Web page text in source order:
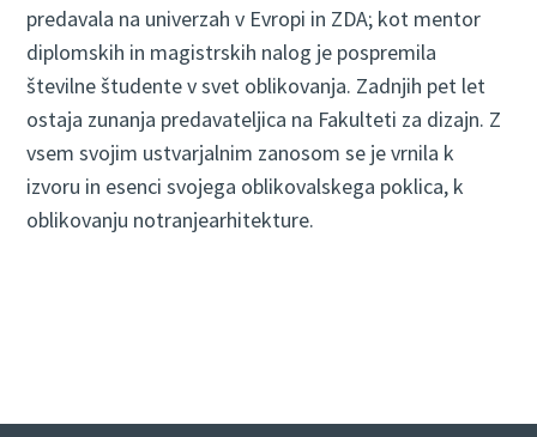
predavala na univerzah v Evropi in ZDA; kot mentor
diplomskih in magistrskih nalog je pospremila
številne študente v svet oblikovanja. Zadnjih pet let
ostaja zunanja predavateljica na Fakulteti za dizajn. Z
vsem svojim ustvarjalnim zanosom se je vrnila k
izvoru in esenci svojega oblikovalskega poklica, k
oblikovanju notranjearhitekture.